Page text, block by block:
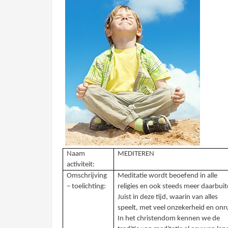
Naam
activiteit:
MEDITEREN
Omschrijving
– toelichting:
Meditatie wordt beoefend in alle
religies en ook steeds meer
Juist in deze tijd, waarin van alles
speelt, met veel onzekerheid en
In het christendom kennen we de